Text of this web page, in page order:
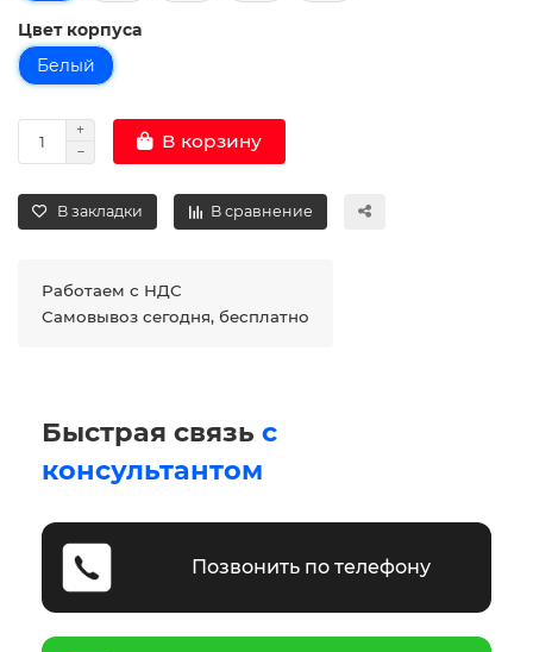
Цвет корпуса
Белый
В корзину
В закладки В сравнение
Работаем с НДС
Самовывоз сегодня, бесплатно
Быстрая связь с
консультантом
Позвонить по телефону